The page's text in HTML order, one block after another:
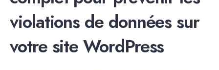
violations de données sur
votre site WordPress